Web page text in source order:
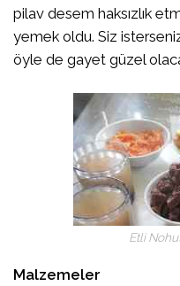
pilav desem haksızlık
yemek oldu. Siz
öyle de gayet güzel
Etli
Malzemeler